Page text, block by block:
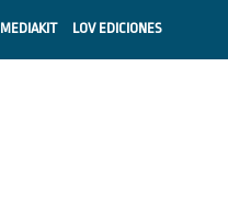
MEDIAKIT LOV EDICIONES